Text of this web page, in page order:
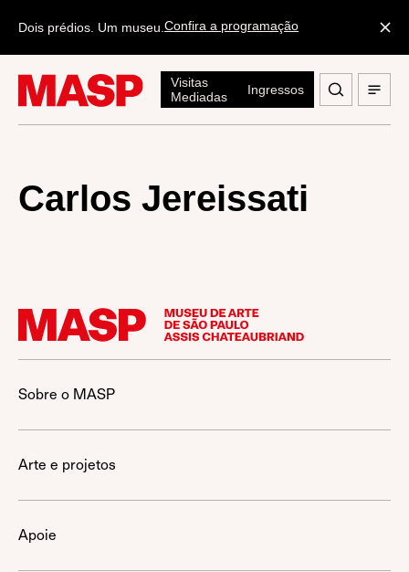
Dois prédios. Um museu. Confira a programação
Visitas
Mediadas
Ingressos
Carlos Jereissati
Sobre o MASP
Arte e projetos
Apoie